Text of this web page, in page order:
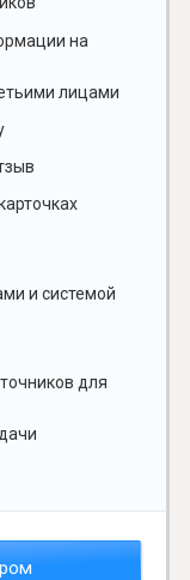
на
лицами
и системой
для